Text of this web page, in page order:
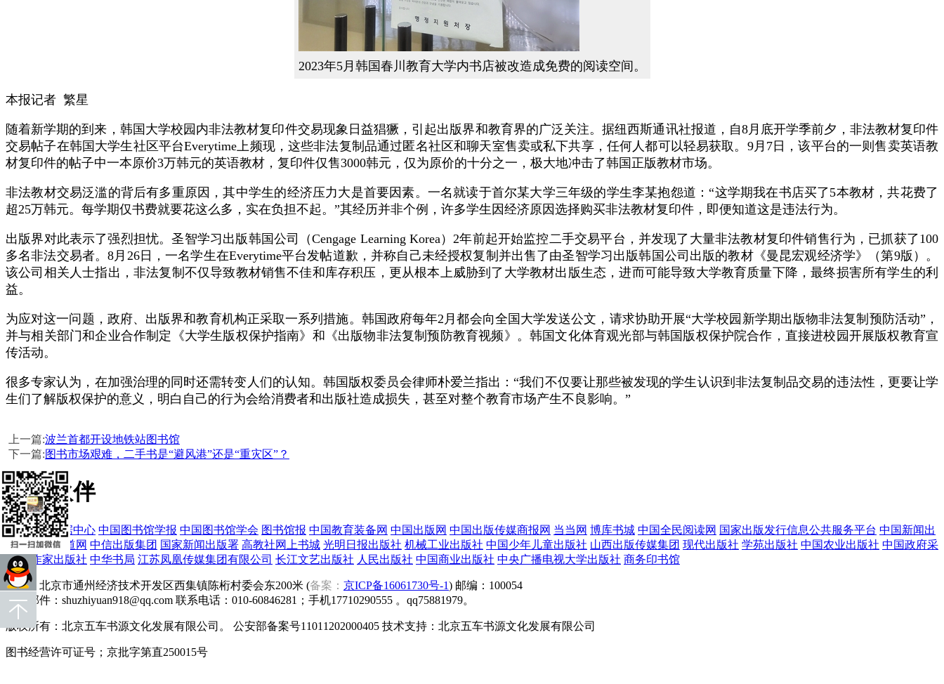
2023年5月韩国春川教育大学内书店被改造成免费的阅读空间。
本报记者 繁星
随着新学期的到来，韩国大学校园内非法教材复印件交易现象日益猖獗，引起出版界和教育界的广泛关注。据纽西斯通讯社报道，自8月底开学季前夕，非法教材复印件
交易帖子在韩国大学生社区平台Everytime上频现，这些非法复制品通过匿名社区和聊天室售卖或私下共享，任何人都可以轻易获取。9月7日，该平台的一则售卖英语教
材复印件的帖子中一本原价3万韩元的英语教材，复印件仅售3000韩元，仅为原价的十分之一，极大地冲击了韩国正版教材市场。
非法教材交易泛滥的背后有多重原因，其中学生的经济压力大是首要因素。一名就读于首尔某大学三年级的学生李某抱怨道：“这学期我在书店买了5本教材，共花费了
超25万韩元。每学期仅书费就要花这么多，实在负担不起。”其经历并非个例，许多学生因经济原因选择购买非法教材复印件，即便知道这是违法行为。
出版界对此表示了强烈担忧。圣智学习出版韩国公司（Cengage Learning Korea）2年前起开始监控二手交易平台，并发现了大量非法教材复印件销售行为，已抓获了100
多名非法交易者。8月26日，一名学生在Everytime平台发帖道歉，并称自己未经授权复制并出售了由圣智学习出版韩国公司出版的教材《曼昆宏观经济学》（第9版）。
该公司相关人士指出，非法复制不仅导致教材销售不佳和库存积压，更从根本上威胁到了大学教材出版生态，进而可能导致大学教育质量下降，最终损害所有学生的利
益。
为应对这一问题，政府、出版界和教育机构正采取一系列措施。韩国政府每年2月都会向全国大学发送公文，请求协助开展“大学校园新学期出版物非法复制预防活动”，
并与相关部门和企业合作制定《大学生版权保护指南》和《出版物非法复制预防教育视频》。韩国文化体育观光部与韩国版权保护院合作，直接进校园开展版权教育宣
传活动。
很多专家认为，在加强治理的同时还需转变人们的认知。韩国版权委员会律师朴爱兰指出：“我们不仅要让那些被发现的学生认识到非法复制品交易的违法性，更要让学
生们了解版权保护的意义，明白自己的行为会给消费者和出版社造成损失，甚至对整个教育市场产生不良影响。”
上一篇:波兰首都开设地铁站图书馆
下一篇:图书市场艰难，二手书是“避风港”还是“重灾区”？
合作伙伴
国家版本数据中心 中国图书馆学报 中国图书馆学会 图书馆报 中国教育装备网 中国出版网 中国出版传媒商报网 当当网 博库书城 中国全民阅读网 国家出版发行信息公共服务平台 中国新闻出
版广电网 百道网 中信出版集团 国家新闻出版署 高教社网上书城 光明日报出版社 机械工业出版社 中国少年儿童出版社 山西出版传媒集团 现代出版社 学苑出版社 中国农业出版社 中国政府采
购网
作家出版社 中华书局 江苏凤凰传媒集团有限公司 长江文艺出版社 人民出版社 中国商业出版社 中央广播电视大学出版社 商务印书馆
地址：北京市通州经济技术开发区西集镇陈桁村委会东200米 (备案 ： 京ICP备16061730号-1) 邮编：100054
电子邮件：shuzhiyuan918@qq.com 联系电话：010-60846281；手机17710290555 。qq75881979。
版权所有：北京五车书源文化发展有限公司。 公安部备案号11011202000405 技术支持：北京五车书源文化发展有限公司
图书经营许可证号；京批字第直250015号